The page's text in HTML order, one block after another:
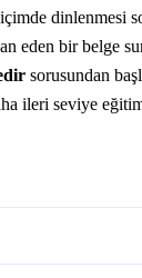
dinlenmesi
eden bir belge
sorusundan
ileri seviye